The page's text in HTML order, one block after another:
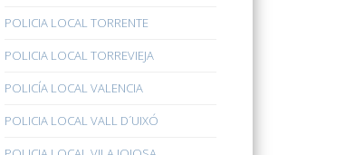
POLICIA LOCAL TORRENTE
POLICIA LOCAL TORREVIEJA
POLICÍA LOCAL VALENCIA
POLICIA LOCAL VALL D´UIXÓ